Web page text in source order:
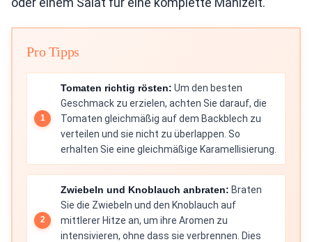
Pro Tipps
Tomaten richtig rösten: Um den besten
Geschmack zu erzielen, achten Sie darauf, die
Tomaten gleichmäßig auf dem Backblech zu
verteilen und sie nicht zu überlappen. So
erhalten Sie eine gleichmäßige Karamellisierung.
Zwiebeln und Knoblauch anbraten: Braten
Sie die Zwiebeln und den Knoblauch auf
mittlerer Hitze an, um ihre Aromen zu
intensivieren, ohne dass sie verbrennen. Dies